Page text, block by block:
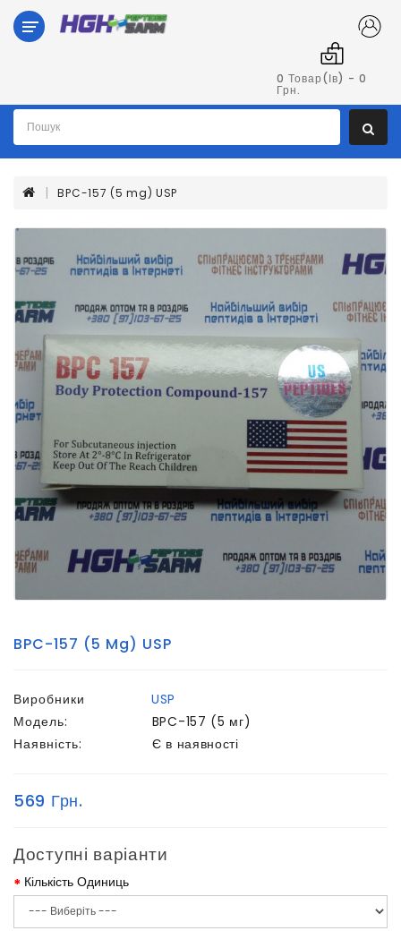
Категорії
Пептиди
0 Товар(ів) - 0
Грн.
BPC-157 (5 mg) USP
BPC-157 (5 Mg) USP
Виробники
USP
Модель:
BPC-157 (5 мг)
Наявність:
Є в наявності
569 Грн.
Доступні варіанти
Кількість Одиниць